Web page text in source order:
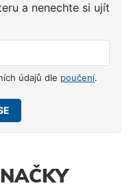
a nenechte si ujít
údajů dle poučení.